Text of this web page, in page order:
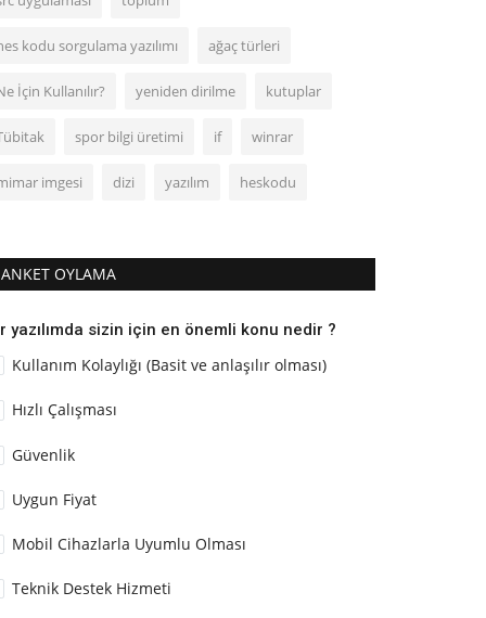
kodu sorgulama yazılımı ağaç türleri
İçin Kullanılır? yeniden dirilme kutuplar
spor bilgi üretimi if winrar
imgesi dizi yazılım heskodu
ANKET OYLAMA
yazılımda sizin için en önemli konu nedir ?
Kullanım Kolaylığı (Basit ve anlaşılır olması)
Hızlı Çalışması
Güvenlik
Uygun Fiyat
Mobil Cihazlarla Uyumlu Olması
Teknik Destek Hizmeti